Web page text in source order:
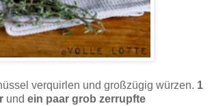
verquirlen und großzügig würzen. 1
und ein paar grob zerrupfte